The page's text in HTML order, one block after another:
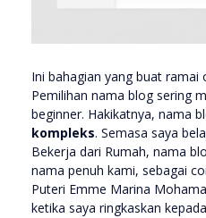
Ini bahagian yang buat ramai
Pemilihan nama blog sering
beginner. Hakikatnya, nama
kompleks. Semasa saya
Bekerja dari Rumah, nama
nama penuh kami, sebagai
Puteri Emme Marina
ketika saya ringkaskan